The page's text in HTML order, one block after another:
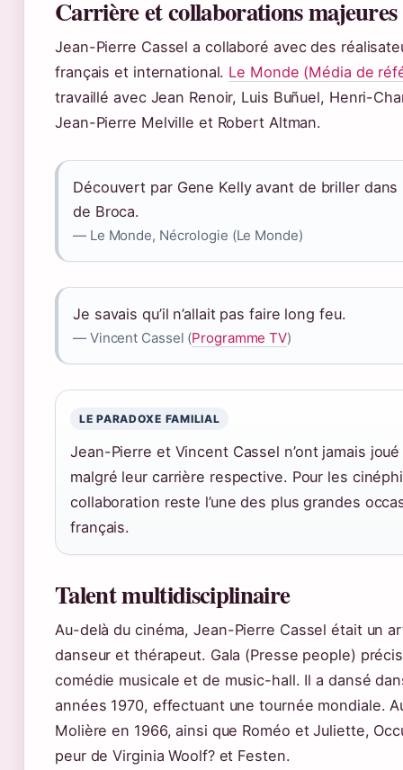
Carrière et collaborations majeures
Jean-Pierre Cassel a collaboré avec des
français et international. Le Monde (Média de
travaillé avec Jean Renoir, Luis Buñuel, Henri-
Jean-Pierre Melville et Robert Altman.
Découvert par Gene Kelly avant de briller
de Broca.
— Le Monde, Nécrologie (Le Monde)
Je savais qu’il n’allait pas faire long feu.
— Vincent Cassel (Programme TV)
LE PARADOXE FAMILIAL
Jean-Pierre et Vincent Cassel n’ont jamais
malgré leur carrière respective. Pour les
collaboration reste l’une des plus grandes
français.
Talent multidisciplinaire
Au-delà du cinéma, Jean-Pierre Cassel était un
danseur et thérapeut. Gala (Presse people)
comédie musicale et de music-hall. Il a dansé
années 1970, effectuant une tournée mondiale.
Molière en 1966, ainsi que Roméo et Juliette,
peur de Virginia Woolf? et Festen.